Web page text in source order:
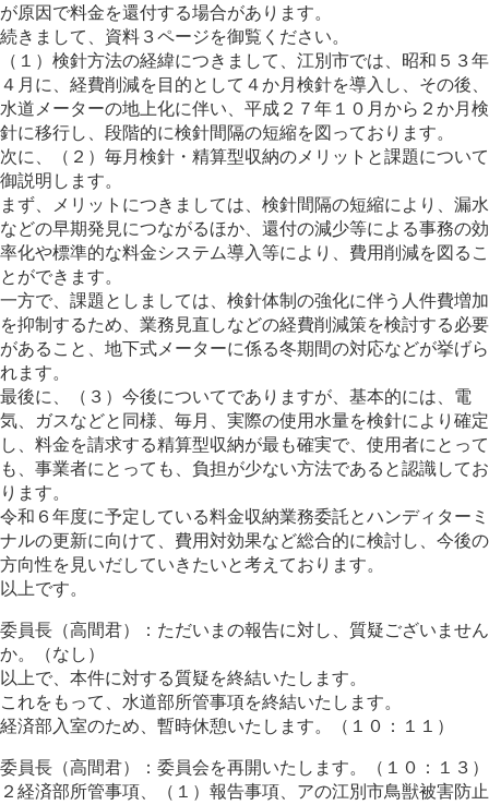
が原因で料金を還付する場合があります。
続きまして、資料３ページを御覧ください。
（１）検針方法の経緯につきまして、江別市では、昭和５３年
４月に、経費削減を目的として４か月検針を導入し、その後、
水道メーターの地上化に伴い、平成２７年１０月から２か月検
針に移行し、段階的に検針間隔の短縮を図っております。
次に、（２）毎月検針・精算型収納のメリットと課題について
御説明します。
まず、メリットにつきましては、検針間隔の短縮により、漏水
などの早期発見につながるほか、還付の減少等による事務の効
率化や標準的な料金システム導入等により、費用削減を図るこ
とができます。
一方で、課題としましては、検針体制の強化に伴う人件費増加
を抑制するため、業務見直しなどの経費削減策を検討する必要
があること、地下式メーターに係る冬期間の対応などが挙げら
れます。
最後に、（３）今後についてでありますが、基本的には、電
気、ガスなどと同様、毎月、実際の使用水量を検針により確定
し、料金を請求する精算型収納が最も確実で、使用者にとって
も、事業者にとっても、負担が少ない方法であると認識してお
ります。
令和６年度に予定している料金収納業務委託とハンディターミ
ナルの更新に向けて、費用対効果など総合的に検討し、今後の
方向性を見いだしていきたいと考えております。
以上です。
委員長（高間君）：ただいまの報告に対し、質疑ございません
か。（なし）
以上で、本件に対する質疑を終結いたします。
これをもって、水道部所管事項を終結いたします。
経済部入室のため、暫時休憩いたします。（１０：１１）
委員長（高間君）：委員会を再開いたします。（１０：１３）
２経済部所管事項、（１）報告事項、アの江別市鳥獣被害防止